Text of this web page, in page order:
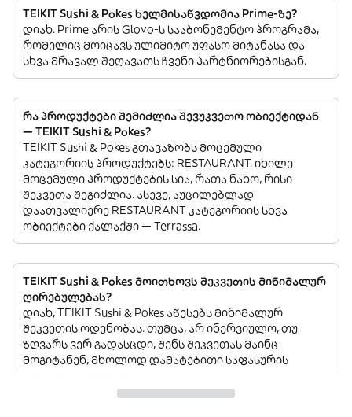
TEIKIT Sushi & Pokes ხელმისაწვდომია Prime-ზე?
დიახ. Prime არის Glovo-ს სააბონემენტო პროგრამა,
რომელიც მოიცავს ულიმიტო უფასო მიტანასა და
სხვა მრავალ შეღავათს ჩვენი პარტნიორებისგან.
რა პროდუქტები შემიძლია შევუკვეთო ობიექტიდან
— TEIKIT Sushi & Pokes?
TEIKIT Sushi & Pokes გთავაზობს მოცემული
კატეგორიის პროდუქტებს: RESTAURANT. იხილე
მოცემული პროდუქტების სია, რათა ნახო, რისი
შეკვეთა შეგიძლია. ასევე, აუცილებლად
დაათვალიერე RESTAURANT კატეგორიის სხვა
ობიექტები ქალაქში — Terrassa.
TEIKIT Sushi & Pokes მოითხოვს შეკვეთის მინიმალურ
ღირებულებას?
დიახ, TEIKIT Sushi & Pokes აწესებს მინიმალურ
შეკვეთის ოდენობას. თუმცა, არ ინერვიულო, თუ
ზღვარს ვერ გადასცდი, შენს შეკვეთას მაინც
მოგიტანენ, მხოლოდ დამატებითი საფასურის